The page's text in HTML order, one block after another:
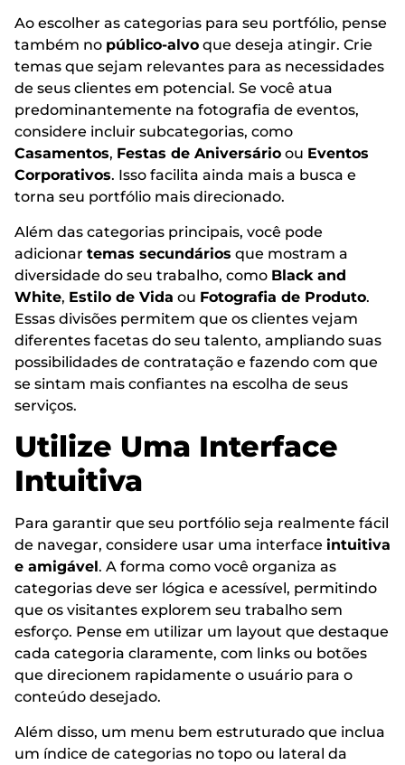
Ao escolher as categorias para seu portfólio, pense
também no público-alvo que deseja atingir. Crie
temas que sejam relevantes para as necessidades
de seus clientes em potencial. Se você atua
predominantemente na fotografia de eventos,
considere incluir subcategorias, como
Casamentos, Festas de Aniversário ou Eventos
Corporativos. Isso facilita ainda mais a busca e
torna seu portfólio mais direcionado.
Além das categorias principais, você pode
adicionar temas secundários que mostram a
diversidade do seu trabalho, como Black and
White, Estilo de Vida ou Fotografia de Produto.
Essas divisões permitem que os clientes vejam
diferentes facetas do seu talento, ampliando suas
possibilidades de contratação e fazendo com que
se sintam mais confiantes na escolha de seus
serviços.
Utilize Uma Interface
Intuitiva
Para garantir que seu portfólio seja realmente fácil
de navegar, considere usar uma interface intuitiva
e amigável. A forma como você organiza as
categorias deve ser lógica e acessível, permitindo
que os visitantes explorem seu trabalho sem
esforço. Pense em utilizar um layout que destaque
cada categoria claramente, com links ou botões
que direcionem rapidamente o usuário para o
conteúdo desejado.
Além disso, um menu bem estruturado que inclua
um índice de categorias no topo ou lateral da